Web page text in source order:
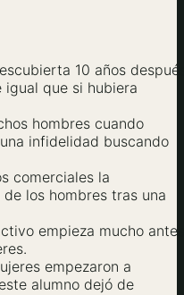
10 años
que si hubiera
hombres cuando
infidelidad buscando
comerciales la
los hombres tras una
empieza mucho antes
empezaron a
alumno dejó de